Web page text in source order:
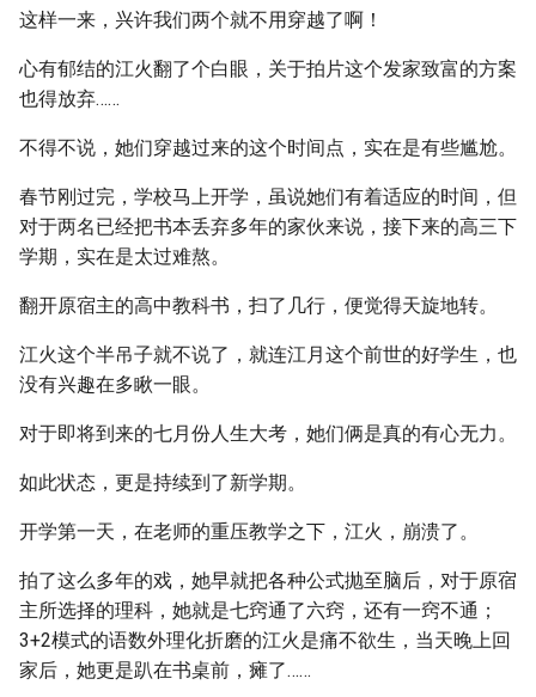
这样一来，兴许我们两个就不用穿越了啊！
心有郁结的江火翻了个白眼，关于拍片这个发家致富的方案
也得放弃……
不得不说，她们穿越过来的这个时间点，实在是有些尴尬。
春节刚过完，学校马上开学，虽说她们有着适应的时间，但
对于两名已经把书本丢弃多年的家伙来说，接下来的高三下
学期，实在是太过难熬。
翻开原宿主的高中教科书，扫了几行，便觉得天旋地转。
江火这个半吊子就不说了，就连江月这个前世的好学生，也
没有兴趣在多瞅一眼。
对于即将到来的七月份人生大考，她们俩是真的有心无力。
如此状态，更是持续到了新学期。
开学第一天，在老师的重压教学之下，江火，崩溃了。
拍了这么多年的戏，她早就把各种公式抛至脑后，对于原宿
主所选择的理科，她就是七窍通了六窍，还有一窍不通；
3+2模式的语数外理化折磨的江火是痛不欲生，当天晚上回
家后，她更是趴在书桌前，瘫了……